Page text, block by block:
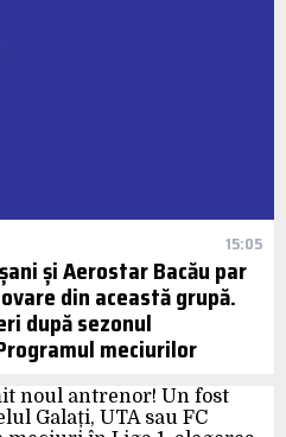
15:05
și Aerostar Bacău par
din această grupă.
după sezonul
meciurilor